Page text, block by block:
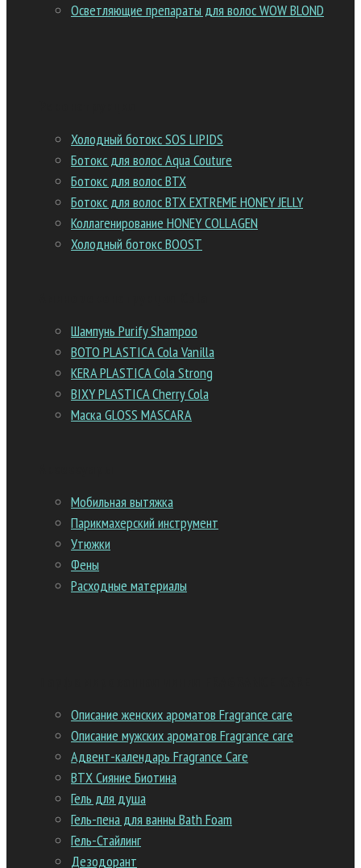
Осветляющие препараты для волос WOW BLOND
Холодный ботокс SOS LIPIDS
Ботокс для волос Aqua Couture
Ботокс для волос BTX
Ботокс для волос BTX EXTREME HONEY JELLY
Коллагенирование HONEY COLLAGEN
Холодный ботокс BOOST
Шампунь Purify Shampoo
BOTO PLASTICA Cola Vanilla
KERA PLASTICA Cola Strong
BIXY PLASTICA Cherry Cola
Маска GLOSS MASCARA
Мобильная вытяжка
Парикмахерский инструмент
Утюжки
Фены
Расходные материалы
Описание женских ароматов Fragrance care
Описание мужских ароматов Fragrance care
Адвент-календарь Fragrance Care
ВТХ Сияние Биотина
Гель для душа
Гель-пена для ванны Bath Foam
Гель-Стайлинг
Дезодорант